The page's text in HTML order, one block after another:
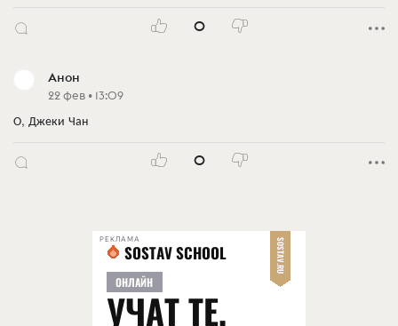
0
Анон
22 фев • 13:09
О, Джеки Чан
0
РЕКЛАМА